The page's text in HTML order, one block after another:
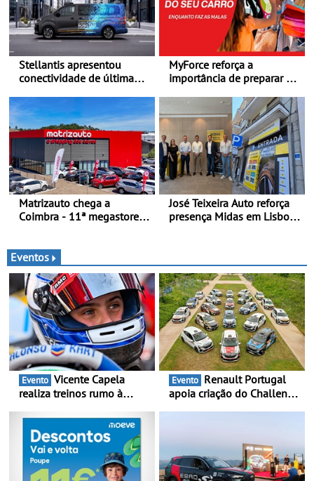
Stellantis apresentou
conectividade de última
em Londres
MyForce reforça a
importância de preparar o
verão - Dicas para antes da
viagem de automóvel
Matrizauto chega a
Coimbra - 11ª megastore
José Teixeira Auto reforça
presença Midas em Lisboa
Eventos
Evento
realiza treinos rumo à
Portugal Karting e mira boa
estreia - O Campeonato
Portugal Karting 2026
decorre entre 1 de Março e
6 de Setembro
Evento
apoia criação do Challenge
continua em 2026